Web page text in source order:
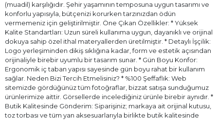
(muadil) karşılığıdır. Şehir yaşamının temposuna uygun tasarımı ve
konforlu yapısıyla, bütçenizi korurken tarzınızdan ödün
vermemeniz için geliştirilmiştir. Öne Çıkan Özellikler: * Yüksek
Kalite Standartları: Uzun süreli kullanıma uygun, dayanıklı ve orijinal
dokuya sahip özel ithal materyallerden üretilmiştir. * Detaylı İşçilik:
Logo yerleşiminden dikiş sıklığına kadar, form ve estetik açısından
orijinaliyle birebir uyumlu bir tasarım sunar. * Gün Boyu Konfor:
Ergonomik iç taban yapısı sayesinde gün boyu rahat bir kullanım
sağlar. Neden Bizi Tercih Etmelisiniz? * %100 Şeffaflık: Web
sitemizde gördüğünüz tüm fotoğraflar, bizzat satışa sunduğumuz
ürünlerimize aittir. Görsellerde incelediğiniz ürünle birebir aynıdır. *
Butik Kalitesinde Gönderim: Siparişiniz; markaya ait orijinal kutusu,
toz torbası ve tüm yan aksesuarlarıyla birlikte butik kalitesinde